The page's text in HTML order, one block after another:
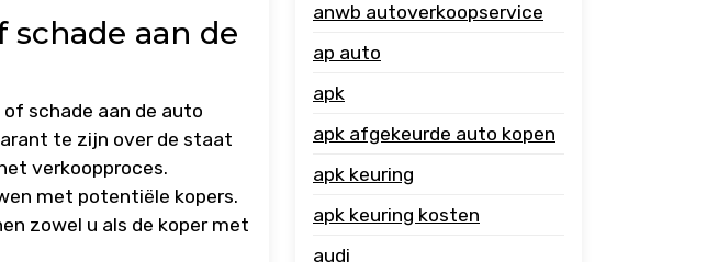
aan de
schade aan de auto
te zijn over de staat
verkoopproces.
met potentiële kopers.
zowel u als de koper met
anwb autoverkoopservice
ap auto
apk
apk afgekeurde auto kopen
apk keuring
apk keuring kosten
audi